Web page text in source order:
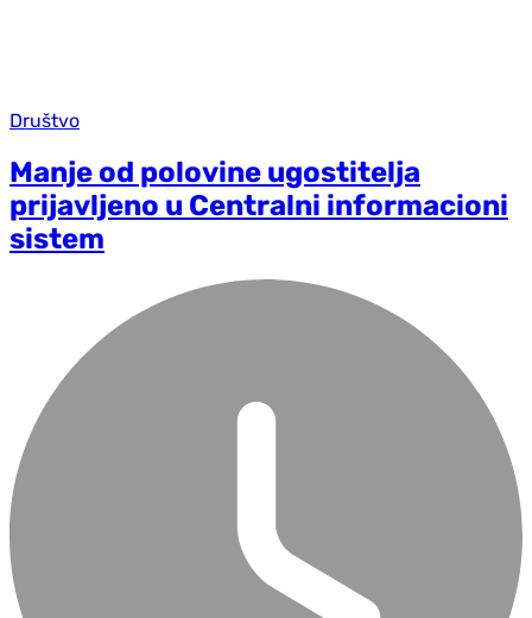
Društvo
Manje od polovine ugostitelja
prijavljeno u Centralni informacioni
sistem